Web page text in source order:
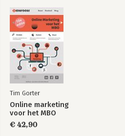
Tim Gorter
Online marketing
voor het MBO
€ 42,90